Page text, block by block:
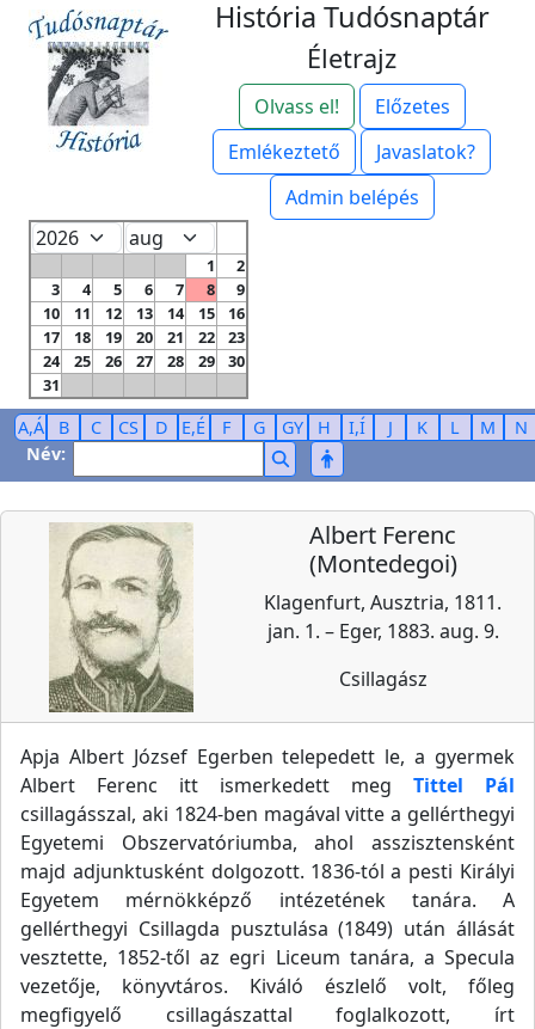
História Tudósnaptár
Életrajz
Olvass el!
Előzetes
Emlékeztető
Javaslatok?
Admin belépés
1
2
3
4 5 6 7 8
9
10
11 12 13 14 15
16
17
18 19 20 21 22
23
24
25 26 27 28 29
30
31
A,Á B C CS D E,É F G GY H I,Í J K L M
N
Név:
Albert Ferenc
(Montedegoi)
Klagenfurt, Ausztria, 1811.
jan. 1. – Eger, 1883. aug. 9.
Csillagász
Apja Albert József Egerben telepedett le, a gyermek
Albert Ferenc itt ismerkedett meg Tittel Pál
csillagásszal, aki 1824-ben magával vitte a gellérthegyi
Egyetemi Obszervatóriumba, ahol asszisztensként
majd adjunktusként dolgozott. 1836-tól a pesti Királyi
Egyetem mérnökképző intézetének tanára. A
gellérthegyi Csillagda pusztulása (1849) után állását
vesztette, 1852-től az egri Liceum tanára, a Specula
vezetője, könyvtáros. Kiváló észlelő volt, főleg
megfigyelő csillagászattal foglalkozott, írt